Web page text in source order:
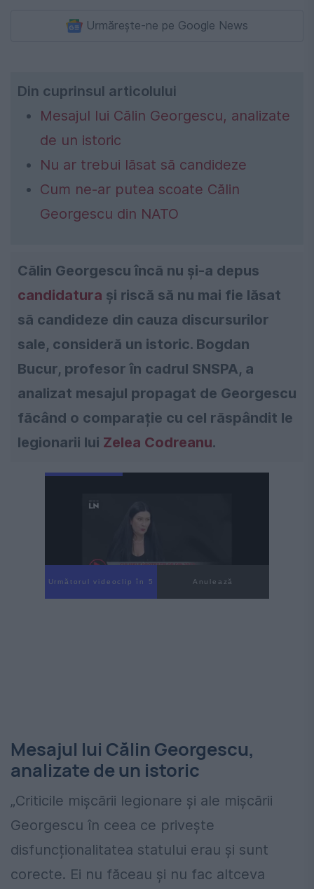
Urmărește-ne pe Google News
Din cuprinsul articolului
Mesajul lui Călin Georgescu, analizate
de un istoric
Nu ar trebui lăsat să candideze
Cum ne-ar putea scoate Călin
Georgescu din NATO
Călin Georgescu încă nu și-a depus
candidatura și riscă să nu mai fie lăsat
să candideze din cauza discursurilor
sale, consideră un istoric. Bogdan
Bucur, profesor în cadrul SNSPA, a
analizat mesajul propagat de Georgescu
făcând o comparație cu cel răspândit le
legionarii lui Zelea Codreanu.
Următorul videoclip în 3 Anulează
Mesajul lui Călin Georgescu,
analizate de un istoric
„Criticile mișcării legionare și ale mișcării
Georgescu în ceea ce privește
disfuncționalitatea statului erau și sunt
corecte. Ei nu făceau și nu fac altceva